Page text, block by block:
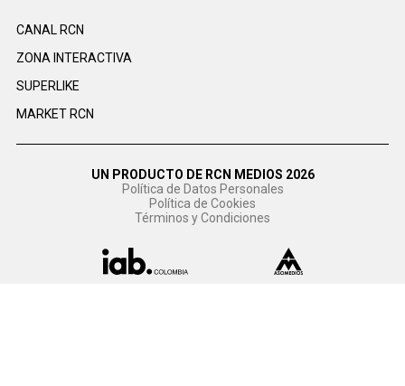
CANAL RCN
ZONA INTERACTIVA
SUPERLIKE
MARKET RCN
UN PRODUCTO DE RCN MEDIOS 2026
Política de Datos Personales
Política de Cookies
Términos y Condiciones